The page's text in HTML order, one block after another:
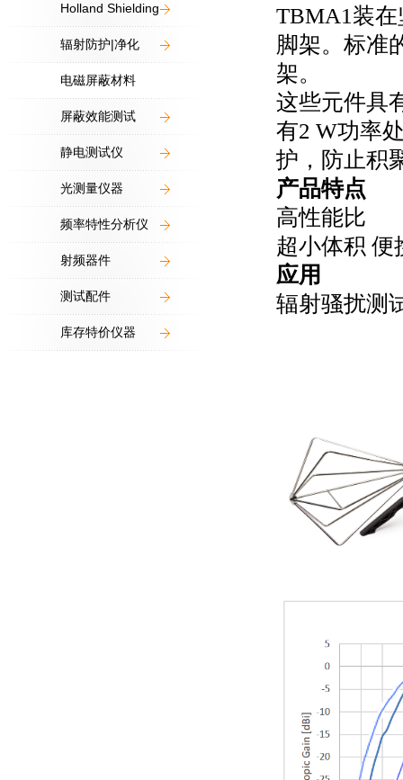
Holland Shielding
辐射防护|净化
电磁屏蔽材料
屏蔽效能测试
静电测试仪
光测量仪器
频率特性分析仪
射频器件
测试配件
库存特价仪器
TBMA1 装
脚架。标准
架。
这些元件具
有2 W功率
护，防止积
产品特点
高性能比
超小体积 便
应用
辐射骚扰测